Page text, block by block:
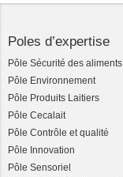
Poles d’expertise
Pôle Sécurité des aliments
Pôle Environnement
Pôle Produits Laitiers
Pôle Cecalait
Pôle Contrôle et qualité
Pôle Innovation
Pôle Sensoriel